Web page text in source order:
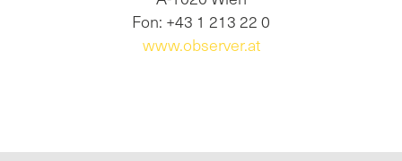
Fon: +43 1 213 22 0
www.observer.at